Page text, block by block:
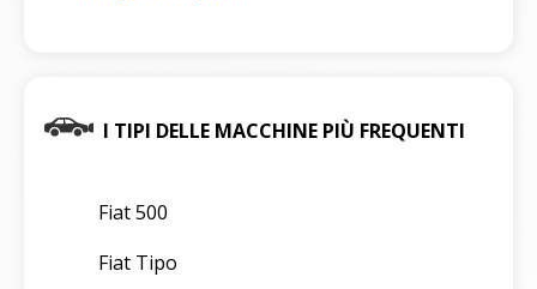
I TIPI DELLE MACCHINE PIÙ FREQUENTI
Fiat 500
Fiat Tipo